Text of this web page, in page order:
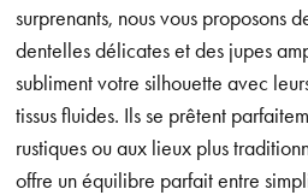
surprenants, nous vous proposons
dentelles délicates et des jupes
subliment votre silhouette avec
tissus fluides. Ils se prêtent
rustiques ou aux lieux plus
offre un équilibre parfait entre